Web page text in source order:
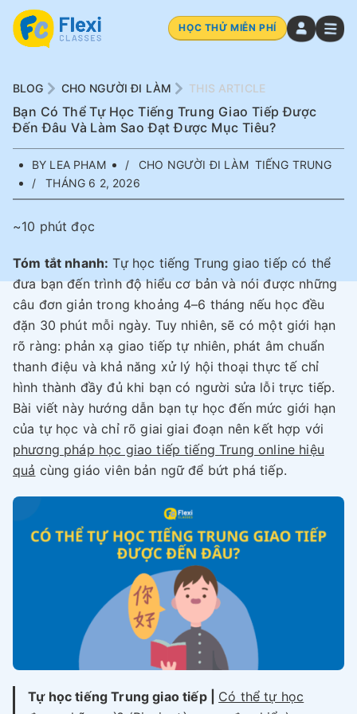
HỌC THỬ MIỄN PHÍ
BLOG CHO NGƯỜI ĐI LÀM THIS ARTICLE
Bạn Có Thể Tự Học Tiếng Trung Giao Tiếp Được
Đến Đâu Và Làm Sao Đạt Được Mục Tiêu?
BY LEA PHAM CHO NGƯỜI ĐI LÀM TIẾNG TRUNG
THÁNG 6 2, 2026
~10 phút đọc
Tóm tắt nhanh: Tự học tiếng Trung giao tiếp có thể
đưa bạn đến trình độ hiểu cơ bản và nói được những
câu đơn giản trong khoảng 4–6 tháng nếu học đều
đặn 30 phút mỗi ngày. Tuy nhiên, sẽ có một giới hạn
rõ ràng: phản xạ giao tiếp tự nhiên, phát âm chuẩn
thanh điệu và khả năng xử lý hội thoại thực tế chỉ
hình thành đầy đủ khi bạn có người sửa lỗi trực tiếp.
Bài viết này hướng dẫn bạn tự học đến mức giới hạn
của tự học và chỉ rõ giai giai đoạn nên kết hợp với
phương pháp học giao tiếp tiếng Trung online hiệu
quả cùng giáo viên bản ngữ để bứt phá tiếp.
Tự học tiếng Trung giao tiếp | Có thể tự học